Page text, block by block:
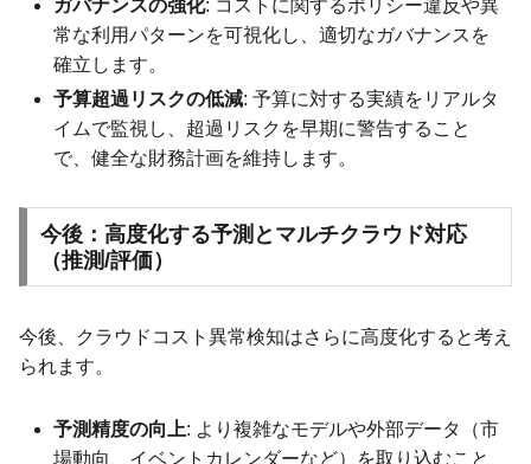
ガバナンスの強化: コストに関するポリシー違反や異
常な利用パターンを可視化し、適切なガバナンスを
確立します。
予算超過リスクの低減: 予算に対する実績をリアルタ
イムで監視し、超過リスクを早期に警告すること
で、健全な財務計画を維持します。
今後：高度化する予測とマルチクラウド対応
（推測/評価）
今後、クラウドコスト異常検知はさらに高度化すると考え
られます。
予測精度の向上: より複雑なモデルや外部データ（市
場動向、イベントカレンダーなど）を取り込むこと